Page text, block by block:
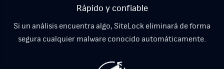
Rápido y confiable
Si un análisis encuentra algo, SiteLock eliminará de forma
segura cualquier malware conocido automáticamente.